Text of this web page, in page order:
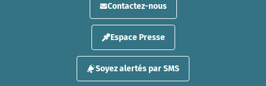
Contactez-nous
Espace Presse
Soyez alertés par SMS